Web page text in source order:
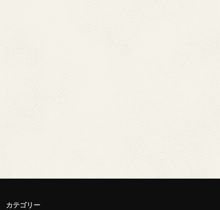
カテゴリー